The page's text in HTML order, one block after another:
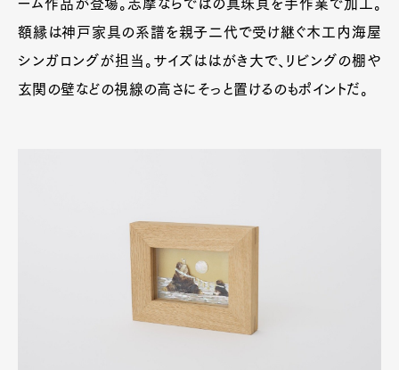
ーム作品が登場。志摩ならではの真珠貝を手作業で加工。
額縁は神戸家具の系譜を親子二代で受け継ぐ木工内海屋
シンガロングが担当。サイズははがき大で、リビングの棚や
玄関の壁などの視線の高さにそっと置けるのもポイントだ。